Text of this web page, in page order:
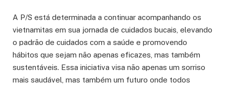
A P/S está determinada a continuar acompanhando os
vietnamitas em sua jornada de cuidados bucais, elevando
o padrão de cuidados com a saúde e promovendo
hábitos que sejam não apenas eficazes, mas também
sustentáveis. Essa iniciativa visa não apenas um sorriso
mais saudável, mas também um futuro onde todos